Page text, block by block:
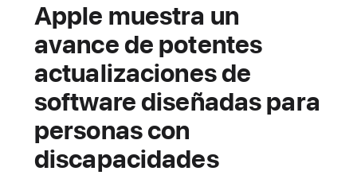
Apple muestra un
avance de potentes
actualizaciones de
software diseñadas para
personas con
discapacidades